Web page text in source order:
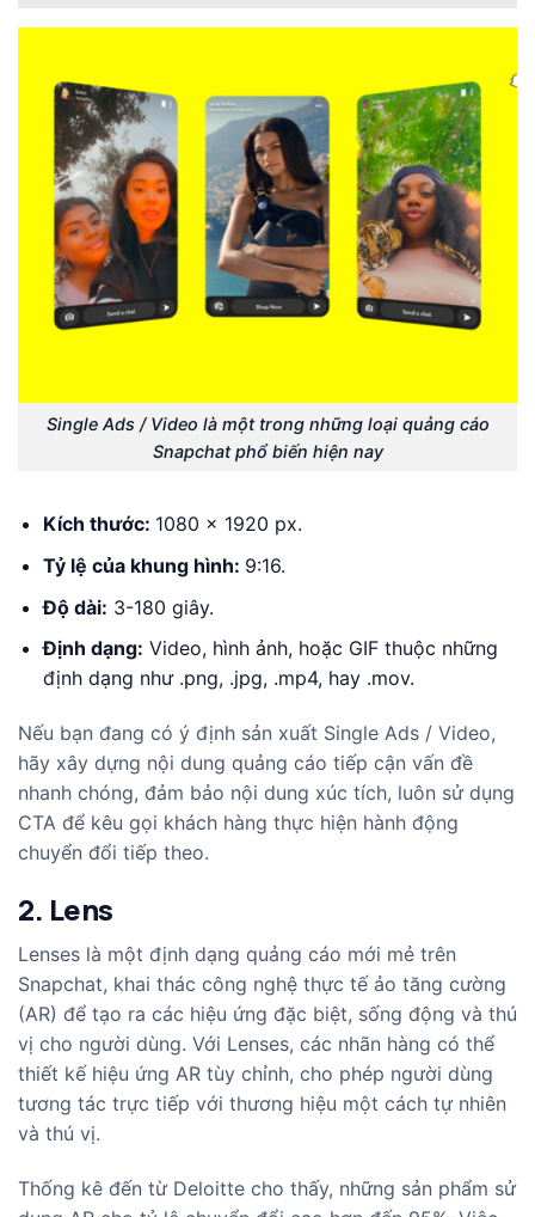
Single Ads / Video là một trong những loại quảng cáo
Snapchat phổ biến hiện nay
Kích thước: 1080 x 1920 px.
Tỷ lệ của khung hình: 9:16.
Độ dài: 3-180 giây.
Định dạng: Video, hình ảnh, hoặc GIF thuộc những
định dạng như .png, .jpg, .mp4, hay .mov.
Nếu bạn đang có ý định sản xuất Single Ads / Video,
hãy xây dựng nội dung quảng cáo tiếp cận vấn đề
nhanh chóng, đảm bảo nội dung xúc tích, luôn sử dụng
CTA để kêu gọi khách hàng thực hiện hành động
chuyển đổi tiếp theo.
2. Lens
Lenses là một định dạng quảng cáo mới mẻ trên
Snapchat, khai thác công nghệ thực tế ảo tăng cường
(AR) để tạo ra các hiệu ứng đặc biệt, sống động và thú
vị cho người dùng. Với Lenses, các nhãn hàng có thể
thiết kế hiệu ứng AR tùy chỉnh, cho phép người dùng
tương tác trực tiếp với thương hiệu một cách tự nhiên
và thú vị.
Thống kê đến từ Deloitte cho thấy, những sản phẩm sử